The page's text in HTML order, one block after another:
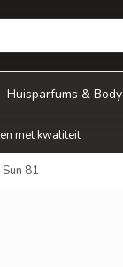
Huisparfums & Body
met kwaliteit
81